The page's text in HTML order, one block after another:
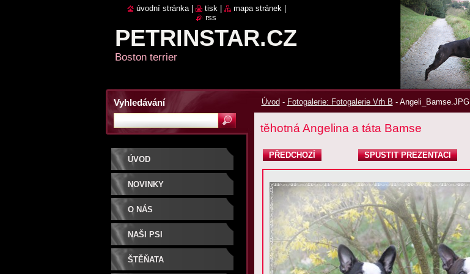
PETRINSTAR.CZ
Boston terrier
Úvod - Fotogalerie: Fotogalerie Vrh B - Angeli_Bamse.JPG
těhotná Angelina a táta Bamse
PŘEDCHOZÍ SPUSTIT PREZENTACI
ÚVOD
NOVINKY
O NÁS
NAŠI PSI
ŠTĚŇATA
Vyhledávání
úvodní stránka tisk mapa stránek
rss